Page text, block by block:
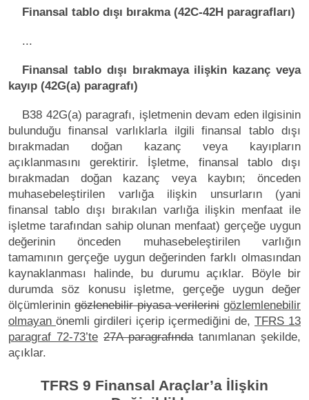
Finansal tablo dışı bırakma (42C-42H paragrafları)
...
Finansal tablo dışı bırakmaya ilişkin kazanç veya
kayıp (42G(a) paragrafı)
B38 42G(a) paragrafı, işletmenin devam eden ilgisinin
bulunduğu finansal varlıklarla ilgili finansal tablo dışı
bırakmadan doğan kazanç veya kayıpların
açıklanmasını gerektirir. İşletme, finansal tablo dışı
bırakmadan doğan kazanç veya kaybın; önceden
muhasebeleştirilen varlığa ilişkin unsurların (yani
finansal tablo dışı bırakılan varlığa ilişkin menfaat ile
işletme tarafından sahip olunan menfaat) gerçeğe uygun
değerinin önceden muhasebeleştirilen varlığın
tamamının gerçeğe uygun değerinden farklı olmasından
kaynaklanması halinde, bu durumu açıklar. Böyle bir
durumda söz konusu işletme, gerçeğe uygun değer
ölçümlerinin gözlenebilir piyasa verilerini gözlemlenebilir
olmayan önemli girdileri içerip içermediğini de, TFRS 13
paragraf 72-73’te 27A paragrafındatanımlanan şekilde,
açıklar.
TFRS 9 Finansal Araçlar’a İlişkin